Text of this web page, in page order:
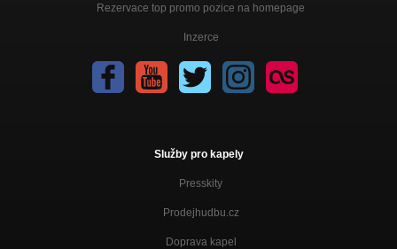
Rezervace top promo pozice na homepage
Inzerce
Služby pro kapely
Presskity
Prodejhudbu.cz
Doprava kapel